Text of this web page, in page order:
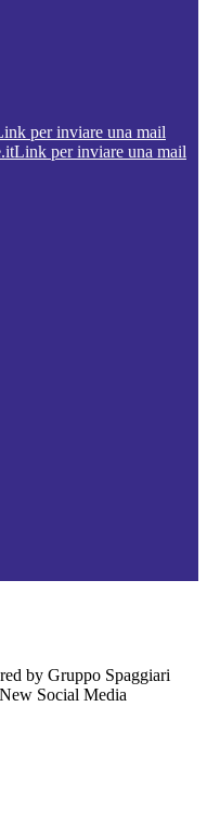
per inviare una mail
Link per inviare una mail
by Gruppo Spaggiari
Social Media